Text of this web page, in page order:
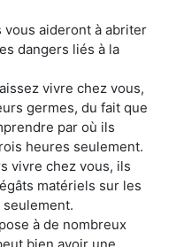
vous aideront à abriter
dangers liés à la
vivre chez vous,
germes, du fait que
par où ils
heures seulement.
vivre chez vous, ils
matériels sur les
à de nombreux